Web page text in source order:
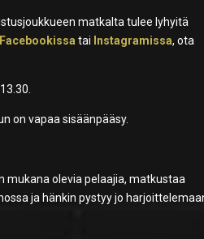
matkalta tulee lyhyitä
Facebookissa tai Instagramissa, ota
on vapaa sisäänpääsy.
mukana olevia pelaajia, matkustaa
ja hänkin pystyy jo